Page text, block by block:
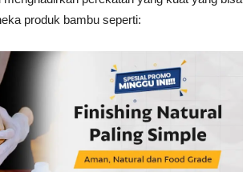
produk bambu seperti: